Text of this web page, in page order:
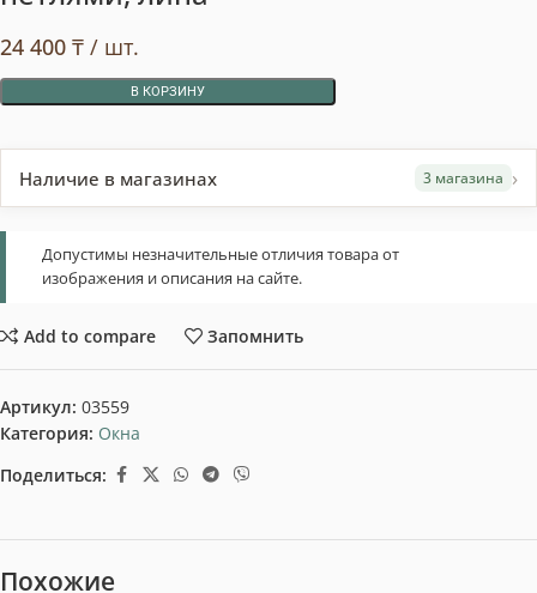
24 400 ₸ / шт.
В КОРЗИНУ
Наличие в магазинах 3 магазина ›
Допустимы незначительные отличия товара от
изображения и описания на сайте.
Add to compare Запомнить
Артикул: 03559
Категория: Окна
Поделиться:
Похожие